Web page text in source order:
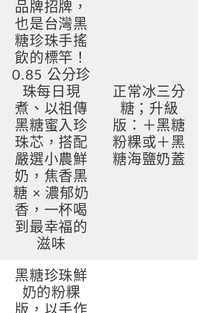
品牌招牌，
也是台灣黑
糖珍珠手搖
飲的標竿！
0.85 公分珍
珠每日現
煮、以祖傳
黑糖蜜入珍
珠芯，搭配
嚴選小農鮮
奶，焦香黑
糖 × 濃郁奶
香，一杯喝
到最幸福的
滋味
正常冰三分
糖；升級
版：＋黑糖
粉粿或＋黑
糖海鹽奶蓋
黑糖珍珠鮮
奶的粉粿
版，以手作